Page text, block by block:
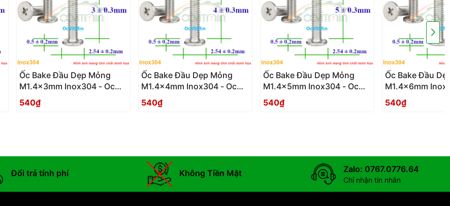
Ốc Bake Đầu Dẹp Mỏng
M1.4x3mm Inox304 - Oc
PaKe Dau Dep Mong
540₫
Ốc Bake Đầu Dẹp Mỏng
M1.4x4mm Inox304 - Oc
PaKe Dau Dep Mong
540₫
Ốc Bake Đầu Dẹp Mỏng
M1.4x5mm Inox304 - Oc
PaKe Dau Dep Mong
540₫
Ốc Bake Đầu
M1.4x6mm
PaKe Dau Dep
540₫
Đổi trả tính phí Không Tiền Mặt Zalo: 0767.0776.64
Chỉ nhận tin nhắn